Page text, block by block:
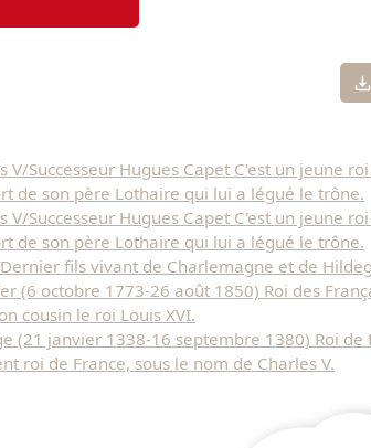
V/Successeur Hugues Capet C'est un jeune
de son père Lothaire qui lui a légué le trône.
V/Successeur Hugues Capet C'est un jeune
de son père Lothaire qui lui a légué le trône.
fils vivant de Charlemagne et de
(6 octobre 1773-26 août 1850) Roi des
cousin le roi Louis XVI.
(21 janvier 1338-16 septembre 1380) Roi
roi de France, sous le nom de Charles V.